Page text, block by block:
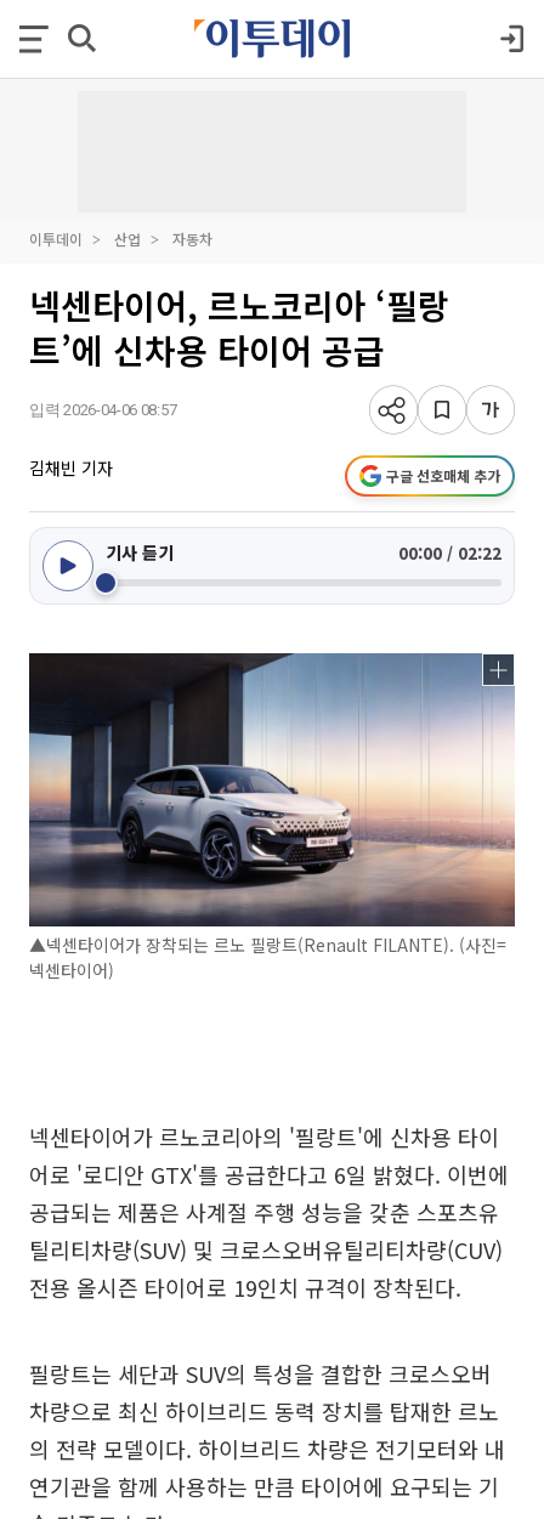
이투데이 산업 자동차
넥센타이어, 르노코리아 ‘필랑
트’에 신차용 타이어 공급
입력 2026-04-06 08:57
김채빈 기자 구글 선호매체 추가
기사 듣기 00:00 / 02:22
▲넥센타이어가 장착되는 르노 필랑트(Renault FILANTE). (사진=
넥센타이어)
넥센타이어가 르노코리아의 '필랑트'에 신차용 타이
어로 '로디안 GTX'를 공급한다고 6일 밝혔다. 이번에
공급되는 제품은 사계절 주행 성능을 갖춘 스포츠유
틸리티차량(SUV) 및 크로스오버유틸리티차량(CUV)
전용 올시즌 타이어로 19인치 규격이 장착된다.
필랑트는 세단과 SUV의 특성을 결합한 크로스오버
차량으로 최신 하이브리드 동력 장치를 탑재한 르노
의 전략 모델이다. 하이브리드 차량은 전기모터와 내
연기관을 함께 사용하는 만큼 타이어에 요구되는 기